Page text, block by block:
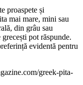
proaspete și
mai mare, mini sau
din grâu sau
pot răspunde.
evidentă pentru
greek-pita-